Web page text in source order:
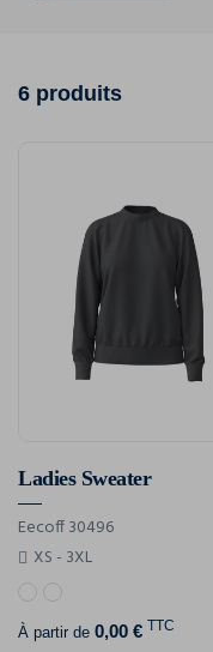
6 produits
Ladies Sweater
Eecoff 30496
XS - 3XL
À partir de 0,00 € TTC